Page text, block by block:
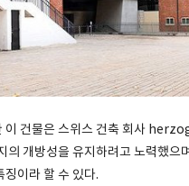
이 건물은 스위스 건축 회사
의 개방성을 유지하려고 노력했으
이라 할 수 있다.